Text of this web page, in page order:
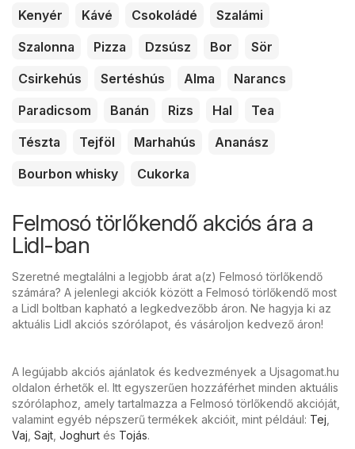
Kenyér
Kávé Csokoládé
Szalámi
Szalonna
Pizza Dzsúsz Bor
Sör
Csirkehús
Sertéshús Alma
Narancs
Paradicsom
Banán Rizs Hal
Tea
Tészta
Tejföl Marhahús
Ananász
Bourbon whisky
Cukorka
Felmosó törlőkendő akciós ára a
Lidl-ban
Szeretné megtalálni a legjobb árat a(z) Felmosó törlőkendő
számára? A jelenlegi akciók között a Felmosó törlőkendő most
a Lidl boltban kapható a legkedvezőbb áron. Ne hagyja ki az
aktuális Lidl akciós szórólapot, és vásároljon kedvező áron!
A legújabb akciós ajánlatok és kedvezmények a Ujsagomat.hu
oldalon érhetők el. Itt egyszerűen hozzáférhet minden aktuális
szórólaphoz, amely tartalmazza a Felmosó törlőkendő akcióját,
valamint egyéb népszerű termékek akcióit, mint például: Tej
Vaj Sajt Joghurt és Tojás.